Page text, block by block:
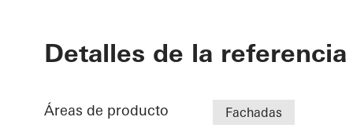
ING Group
Detalles de la referencia
Áreas de producto Fachadas